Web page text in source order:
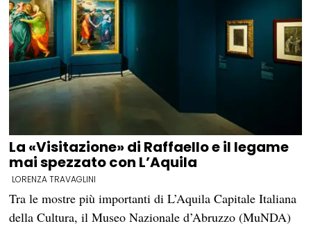
La «Visitazione» di Raffaello e il legame
mai spezzato con L’Aquila
LORENZA TRAVAGLINI
Tra le mostre più importanti di L’Aquila Capitale Italiana
della Cultura, il Museo Nazionale d’Abruzzo (MuNDA)